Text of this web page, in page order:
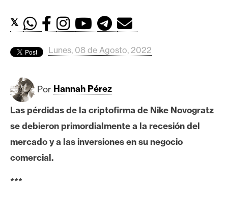
d
s
B
t
c
o
n
𝕏
Lunes, 08 de Agosto, 2022
Por Hannah Pérez
Las pérdidas de la criptofirma de Nike Novogratz
se debieron primordialmente a la recesión del
mercado y a las inversiones en su negocio
comercial.
***